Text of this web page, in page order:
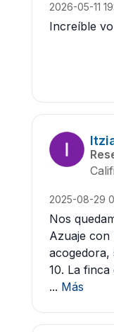
2026-05-11
Increíble
2025-08-29
Nos
Azuaje con
acogedora,
10. La
... Más